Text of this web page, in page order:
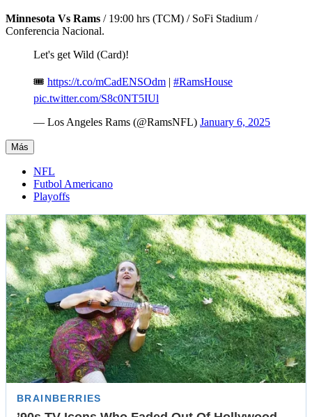
Minnesota Vs Rams / 19:00 hrs (TCM) / SoFi Stadium /
Conferencia Nacional.
Let's get Wild (Card)!
🎟️ https://t.co/mCadENSOdm | #RamsHouse
pic.twitter.com/S8c0NT5IUl
— Los Angeles Rams (@RamsNFL) January 6, 2025
Más
NFL
Futbol Americano
Playoffs